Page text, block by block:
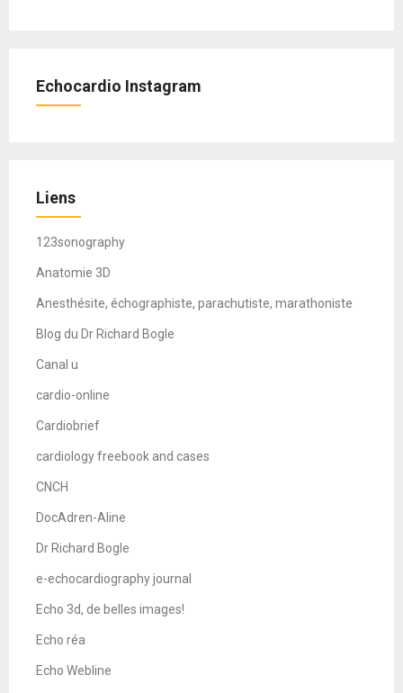
Echocardio Instagram
Liens
123sonography
Anatomie 3D
Anesthésite, échographiste, parachutiste, marathoniste
Blog du Dr Richard Bogle
Canal u
cardio-online
Cardiobrief
cardiology freebook and cases
CNCH
DocAdren-Aline
Dr Richard Bogle
e-echocardiography journal
Echo 3d, de belles images!
Echo réa
Echo Webline